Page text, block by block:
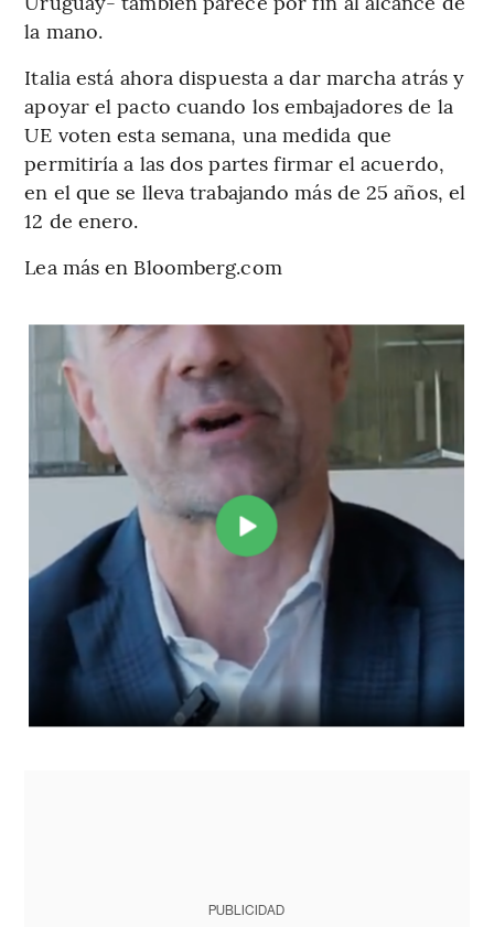
la mano.
Italia está ahora dispuesta a dar marcha atrás y
apoyar el pacto cuando los embajadores de la
UE voten esta semana, una medida que
permitiría a las dos partes firmar el acuerdo,
en el que se lleva trabajando más de 25 años, el
12 de enero.
Lea más en Bloomberg.com
PUBLICIDAD